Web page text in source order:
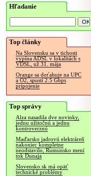
Hľadanie
Top články
Na Slovensku sa v tichosti
vypína ADSL v lokalitách s
VDSL, už 31. mája
Orange sa doťahuje na UPC
a O2, spustí 2.5 Gbps
pripojenie
Top správy
Alza nasadila dve novinky,
jednu užitočnú a jednu
kontroverznú
Maďarsko jadrovú elektráreň
nakoniec kompletne
neodstavilo, Rumunsko mení
tok Dunaja
Slovensko.sk má opäť
technické problémy